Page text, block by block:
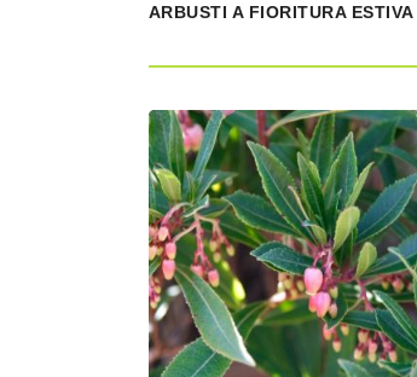
ARBUSTI A FIORITURA ESTIVA